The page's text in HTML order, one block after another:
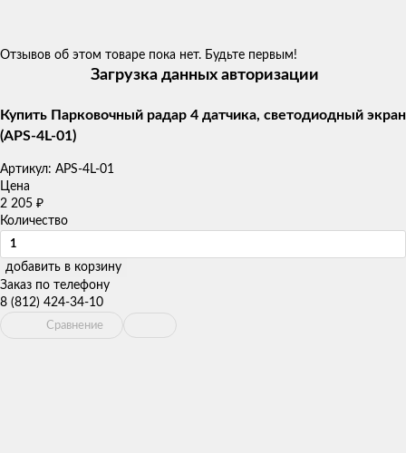
Отзывов об этом товаре пока нет. Будьте первым!
Загрузка данных авторизации
Купить Парковочный радар 4 датчика, светодиодный экран
(APS-4L-01)
Артикул: APS-4L-01
Цена
2 205 ₽
Количество
добавить в корзину
Заказ по телефону
8 (812) 424-34-10
Сравнение